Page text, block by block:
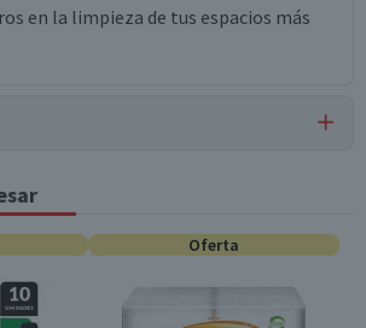
en la limpieza de tus espacios más
Oferta